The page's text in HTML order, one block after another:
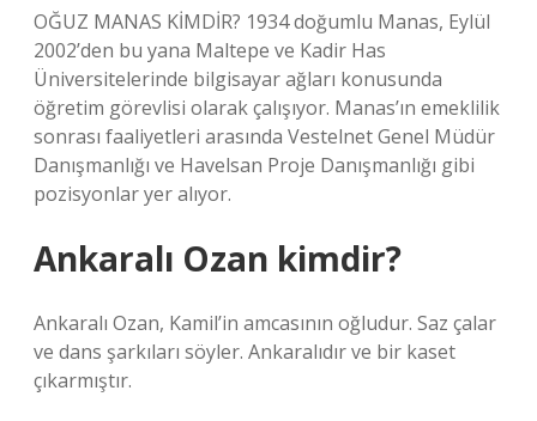
OĞUZ MANAS KİMDİR? 1934 doğumlu Manas, Eylül
2002’den bu yana Maltepe ve Kadir Has
Üniversitelerinde bilgisayar ağları konusunda
öğretim görevlisi olarak çalışıyor. Manas’ın emeklilik
sonrası faaliyetleri arasında Vestelnet Genel Müdür
Danışmanlığı ve Havelsan Proje Danışmanlığı gibi
pozisyonlar yer alıyor.
Ankaralı Ozan kimdir?
Ankaralı Ozan, Kamil’in amcasının oğludur. Saz çalar
ve dans şarkıları söyler. Ankaralıdır ve bir kaset
çıkarmıştır.